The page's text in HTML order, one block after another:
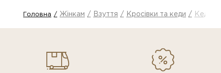
Головна Жінкам Взуття Кросівки та кеди Кеди